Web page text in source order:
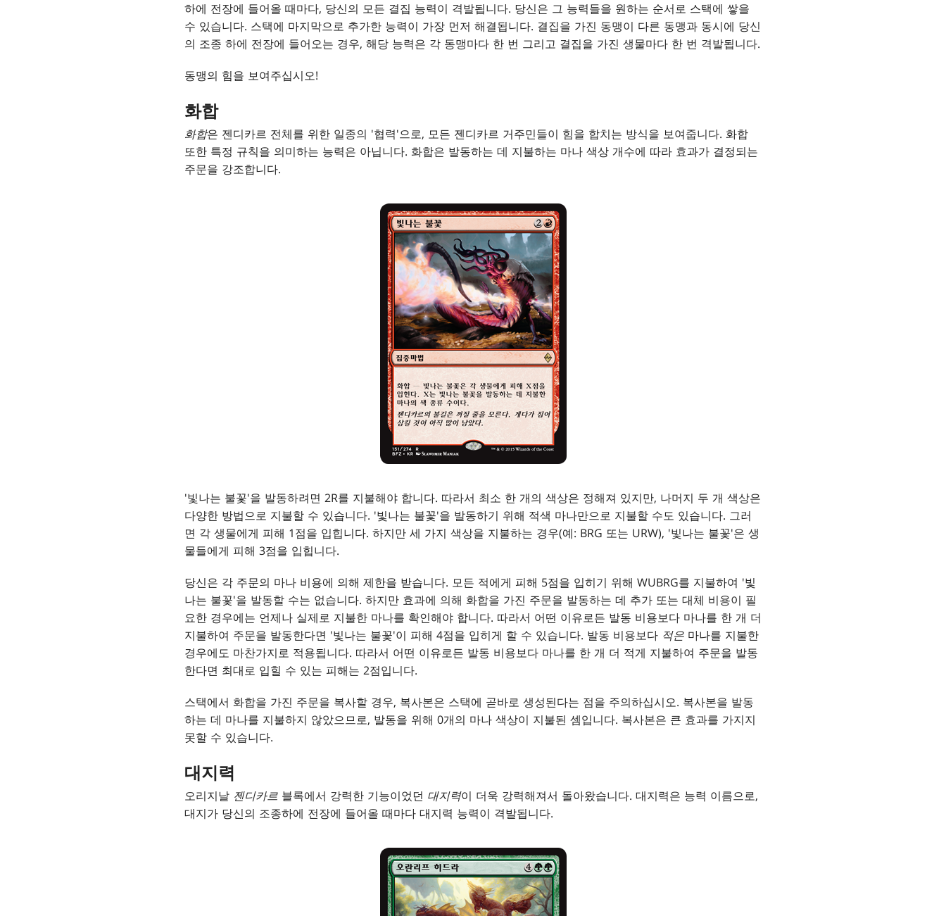
하에 전장에 들어올 때마다, 당신의 모든 결집 능력이 격발됩니다. 당신은 그 능력들을 원하는 순서로 스택에 쌓을
수 있습니다. 스택에 마지막으로 추가한 능력이 가장 먼저 해결됩니다. 결집을 가진 동맹이 다른 동맹과 동시에 당신
의 조종 하에 전장에 들어오는 경우, 해당 능력은 각 동맹마다 한 번 그리고 결집을 가진 생물마다 한 번 격발됩니다.
동맹의 힘을 보여주십시오!
화합
화합은 젠디카르 전체를 위한 일종의 '협력'으로, 모든 젠디카르 거주민들이 힘을 합치는 방식을 보여줍니다. 화합
또한 특정 규칙을 의미하는 능력은 아닙니다. 화합은 발동하는 데 지불하는 마나 색상 개수에 따라 효과가 결정되는
주문을 강조합니다.
'빛나는 불꽃'을 발동하려면 2R를 지불해야 합니다. 따라서 최소 한 개의 색상은 정해져 있지만, 나머지 두 개 색상은
다양한 방법으로 지불할 수 있습니다. '빛나는 불꽃'을 발동하기 위해 적색 마나만으로 지불할 수도 있습니다. 그러
면 각 생물에게 피해 1점을 입힙니다. 하지만 세 가지 색상을 지불하는 경우(예: BRG 또는 URW), '빛나는 불꽃'은 생
물들에게 피해 3점을 입힙니다.
당신은 각 주문의 마나 비용에 의해 제한을 받습니다. 모든 적에게 피해 5점을 입히기 위해 WUBRG를 지불하여 '빛
나는 불꽃'을 발동할 수는 없습니다. 하지만 효과에 의해 화합을 가진 주문을 발동하는 데 추가 또는 대체 비용이 필
요한 경우에는 언제나 실제로 지불한 마나를 확인해야 합니다. 따라서 어떤 이유로든 발동 비용보다 마나를 한 개 더
지불하여 주문을 발동한다면 '빛나는 불꽃'이 피해 4점을 입히게 할 수 있습니다. 발동 비용보다 적은 마나를 지불한
경우에도 마찬가지로 적용됩니다. 따라서 어떤 이유로든 발동 비용보다 마나를 한 개 더 적게 지불하여 주문을 발동
한다면 최대로 입힐 수 있는 피해는 2점입니다.
스택에서 화합을 가진 주문을 복사할 경우, 복사본은 스택에 곧바로 생성된다는 점을 주의하십시오. 복사본을 발동
하는 데 마나를 지불하지 않았으므로, 발동을 위해 0개의 마나 색상이 지불된 셈입니다. 복사본은 큰 효과를 가지지
못할 수 있습니다.
대지력
오리지날 젠디카르 블록에서 강력한 기능이었던 대지력이 더욱 강력해져서 돌아왔습니다. 대지력은 능력 이름으로,
대지가 당신의 조종하에 전장에 들어올 때마다 대지력 능력이 격발됩니다.